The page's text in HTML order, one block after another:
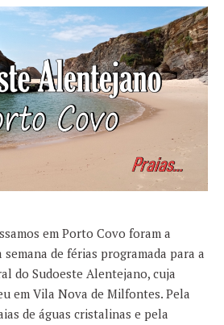
semana de férias programada para a
do Sudoeste Alentejano, cuja
em Vila Nova de Milfontes. Pela
de águas cristalinas e pela